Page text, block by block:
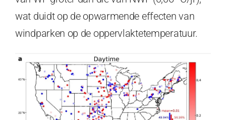
wat duidt op de opwarmende effecten van
windparken op de oppervlaktetemperatuur.